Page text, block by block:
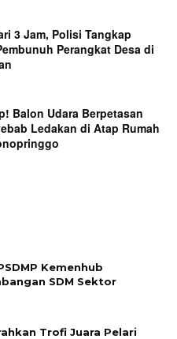
3 Jam, Polisi Tangkap
Perangkat Desa di
Balon Udara Berpetasan
Ledakan di Atap Rumah
Kemenhub
SDM Sektor
Trofi Juara Pelari